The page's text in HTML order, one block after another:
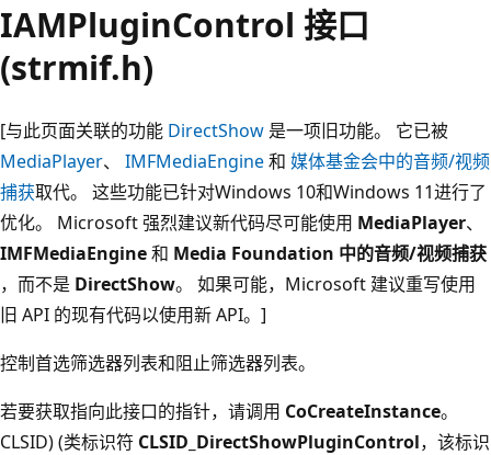
IAMPluginControl 接口
(strmif.h)
[与此页面关联的功能 DirectShow 是一项旧功能。 它已被
MediaPlayer、 IMFMediaEngine和 媒体基金会中的音频/视频
捕获取代。 这些功能已针对Windows 10和Windows 11进行了
优化。 Microsoft 强烈建议新代码尽可能使用 MediaPlayer、
IMFMediaEngine和 Media Foundation 中的音频/视频捕获
，而不是 DirectShow。 如果可能，Microsoft 建议重写使用
旧 API 的现有代码以使用新 API。]
控制首选筛选器列表和阻止筛选器列表。
若要获取指向此接口的指针，请调用 CoCreateInstance。
CLSID) (类标识符 CLSID_DirectShowPluginControl，该标识